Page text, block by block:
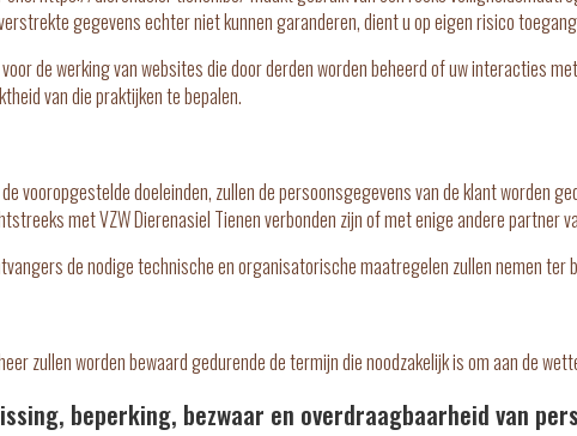
gegevens echter niet kunnen garanderen, dient u op eigen risico
de werking van websites die door derden worden beheerd of uw interacties
van die praktijken te bepalen.
vooropgestelde doeleinden, zullen de persoonsgegevens van de klant worden
met VZW Dierenasiel Tienen verbonden zijn of met enige andere partner
de nodige technische en organisatorische maatregelen zullen nemen ter
zullen worden bewaard gedurende de termijn die noodzakelijk is om aan de
beperking, bezwaar en overdraagbaarheid van